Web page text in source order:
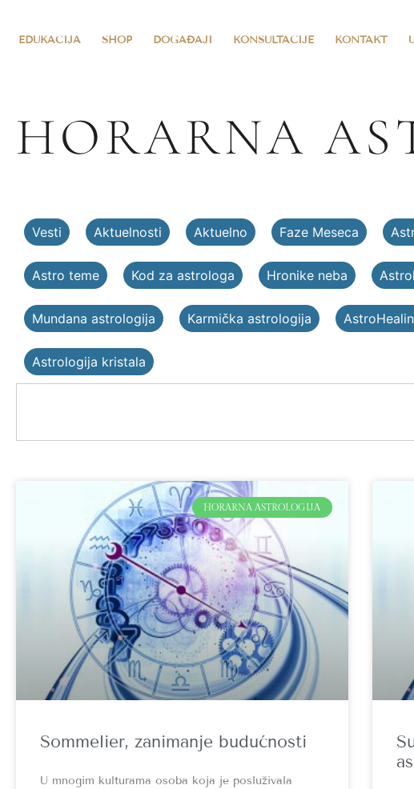
EDUKACIJA SHOP DOGAĐAJI KONSULTACIJE KONTAKT
HORARNA
Vesti Aktuelnosti Aktuelno Faze Meseca
Astro teme Kod za astrologa Hronike neba
Mundana astrologija Karmička astrologija
Astrologija kristala
HORARNA ASTROLOGIJA
Sommelier, zanimanje budućnosti
U mnogim kulturama osoba koja je posluživala